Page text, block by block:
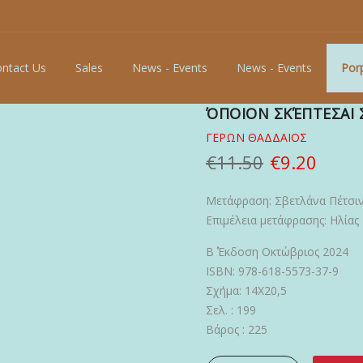
Us Sales News - Events News - Events
ΌΠΟΙΟΝ ΣΚΈΠΤΕΣΑΙ
ΓΕΡΩΝ ΘΑΔΔΑΙΟΣ
€9.20
€11.50
Μετάφραση: Σβετλάνα Πέτσιν
Επιμέλεια μετάφρασης:
Β΄ Έκδοση Οκτώβριος 2024
ISBN: 978-618-5573-37-9
Σχήμα: 14Χ20,5
Σελ. : 199
Βάρος : 225